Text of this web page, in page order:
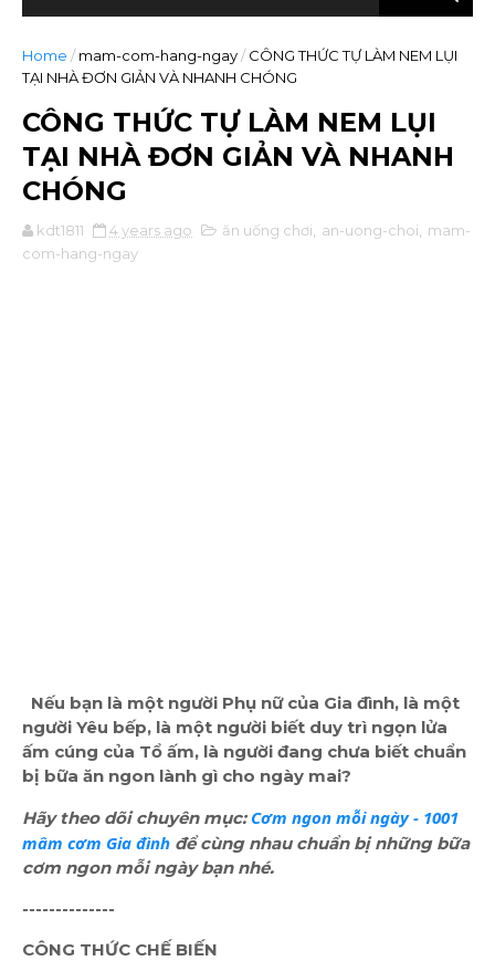
Home / mam-com-hang-ngay/ CÔNG THỨC TỰ LÀM NEM LỤI
TẠI NHÀ ĐƠN GIẢN VÀ NHANH CHÓNG
CÔNG THỨC TỰ LÀM NEM LỤI
TẠI NHÀ ĐƠN GIẢN VÀ NHANH
CHÓNG
kdt1811 4 years ago ăn uống chơi an-uong-choi
mam-
com-hang-ngay
Nếu bạn là một người Phụ nữ của Gia đình, là một
người Yêu bếp, là một người biết duy trì ngọn lửa
ấm cúng của Tổ ấm, là người đang chưa biết chuẩn
bị bữa ăn ngon lành gì cho ngày mai?
Hãy theo dõi chuyên mục: Cơm ngon mỗi ngày - 1001
mâm cơm Gia đình để cùng nhau chuẩn bị những bữa
cơm ngon mỗi ngày bạn nhé.
--------------
CÔNG THỨC CHẾ BIẾN